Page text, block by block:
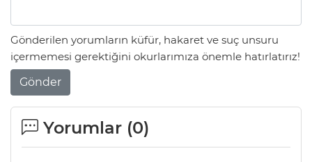
Gönderilen yorumların küfür, hakaret ve suç unsuru
içermemesi gerektiğini okurlarımıza önemle hatırlatırız!
Gönder
Yorumlar (0)